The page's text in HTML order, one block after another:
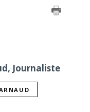
Journaliste